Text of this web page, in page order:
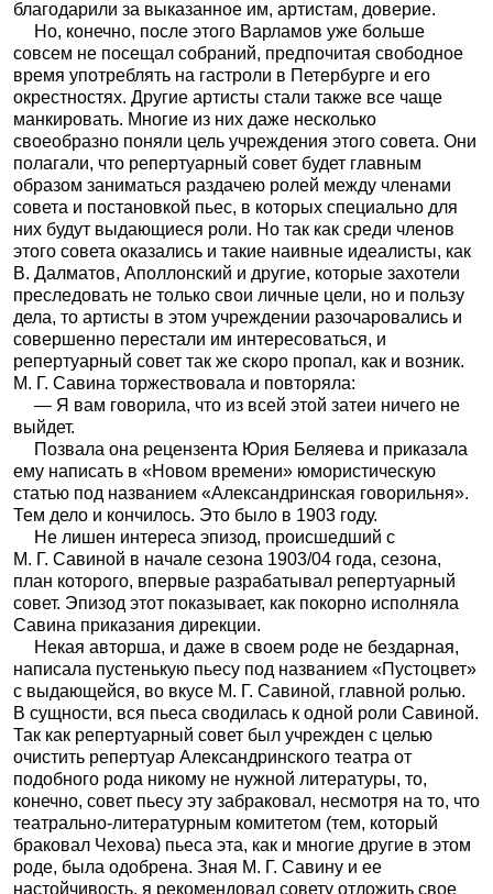
благодарили за выказанное им, артистам, доверие.
Но, конечно, после этого Варламов уже больше
совсем не посещал собраний, предпочитая свободное
время употреблять на гастроли в Петербурге и его
окрестностях. Другие артисты стали также все чаще
манкировать. Многие из них даже несколько
своеобразно поняли цель учреждения этого совета. Они
полагали, что репертуарный совет будет главным
образом заниматься раздачею ролей между членами
совета и постановкой пьес, в которых специально для
них будут выдающиеся роли. Но так как среди членов
этого совета оказались и такие наивные идеалисты, как
В. Далматов, Аполлонский и другие, которые захотели
преследовать не только свои личные цели, но и пользу
дела, то артисты в этом учреждении разочаровались и
совершенно перестали им интересоваться, и
репертуарный совет так же скоро пропал, как и возник.
М. Г. Савина торжествовала и повторяла:
— Я вам говорила, что из всей этой затеи ничего не
выйдет.
Позвала она рецензента Юрия Беляева и приказала
ему написать в «Новом времени» юмористическую
статью под названием «Александринская говорильня».
Тем дело и кончилось. Это было в 1903 году.
Не лишен интереса эпизод, происшедший с
М. Г. Савиной в начале сезона 1903/04 года, сезона,
план которого, впервые разрабатывал репертуарный
совет. Эпизод этот показывает, как покорно исполняла
Савина приказания дирекции.
Некая авторша, и даже в своем роде не бездарная,
написала пустенькую пьесу под названием «Пустоцвет»
с выдающейся, во вкусе М. Г. Савиной, главной ролью.
В сущности, вся пьеса сводилась к одной роли Савиной.
Так как репертуарный совет был учрежден с целью
очистить репертуар Александринского театра от
подобного рода никому не нужной литературы, то,
конечно, совет пьесу эту забраковал, несмотря на то, что
театрально-литературным комитетом (тем, который
браковал Чехова) пьеса эта, как и многие другие в этом
роде, была одобрена. Зная М. Г. Савину и ее
настойчивость, я рекомендовал совету отложить свое